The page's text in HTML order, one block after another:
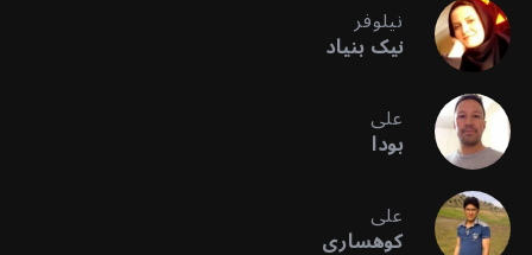
نیلوفر
نیک بنیاد
علی
بودا
علی
کوهساری